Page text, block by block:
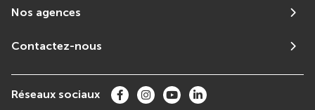
Nos agences
Contactez-nous
Réseaux sociaux